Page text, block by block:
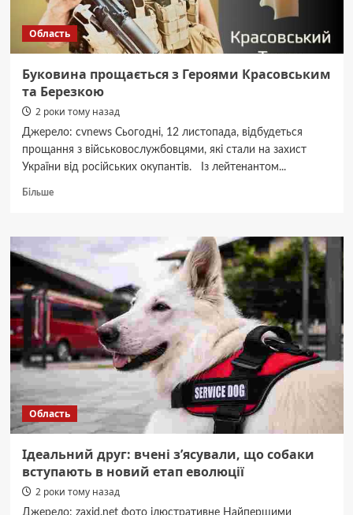
Область
Буковина прощається з Героями Красовським
та Березкою
2 роки тому назад
Джерело: cvnews Сьогодні, 12 листопада, відбудеться
прощання з військовослужбовцями, які стали на захист
України від російських окупантів. Із лейтенантом...
БільшеДокладніше
прощається
Героями
Красовським
та
Березкою
Область
Ідеальний друг: вчені з’ясували, що собаки
вступають в новий етап еволюції
2 роки тому назад
Джерело: zaxid.net фото ілюстративне Найпершими